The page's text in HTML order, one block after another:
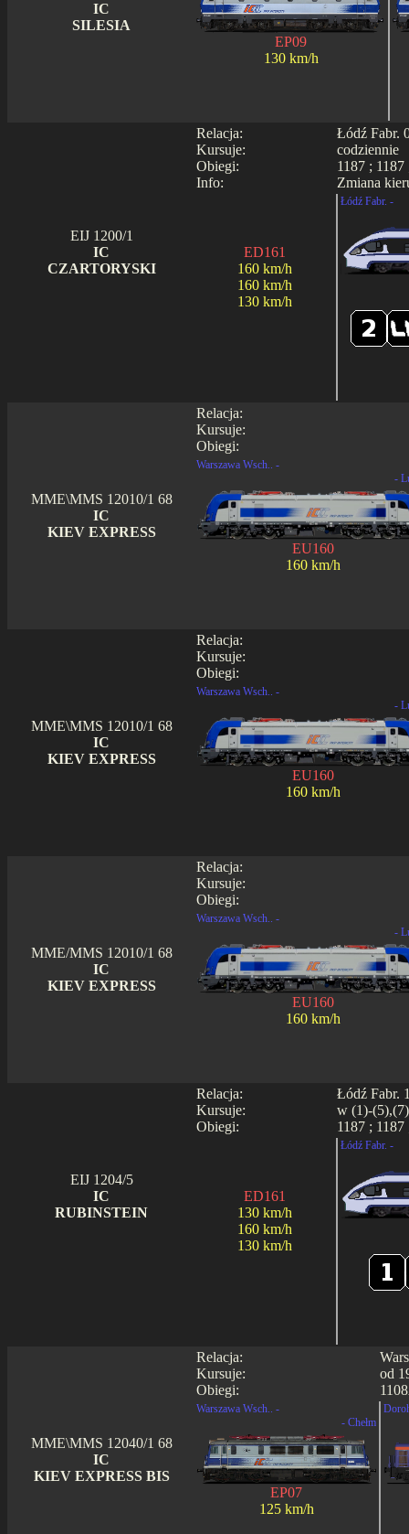
IC
SILESIA
EP09
130 km/h
Relacja:
Kursuje:
Obiegi:
Info:
Łódź Fabr.
codziennie
1187 ; 1187
Zmiana
EIJ 1200/1
IC
CZARTORYSKI
ED161
160 km/h
160 km/h
130 km/h
Łódź Fabr. -
Relacja:
Kursuje:
Obiegi:
MME\MMS 12010/1 68
IC
KIEV EXPRESS
Warszawa Wsch.. -
-
EU160
160 km/h
Relacja:
Kursuje:
Obiegi:
MME\MMS 12010/1 68
IC
KIEV EXPRESS
Warszawa Wsch.. -
-
EU160
160 km/h
Relacja:
Kursuje:
Obiegi:
MME/MMS 12010/1 68
IC
KIEV EXPRESS
Warszawa Wsch.. -
-
EU160
160 km/h
Relacja:
Kursuje:
Obiegi:
Łódź Fabr.
w (1)-
1187 ; 1187
EIJ 1204/5
IC
RUBINSTEIN
ED161
130 km/h
160 km/h
130 km/h
Łódź Fabr. -
Relacja:
Kursuje:
Obiegi:
od
MME\MMS 12040/1 68
IC
KIEV EXPRESS BIS
Warszawa Wsch.. -
- Chełm
EP07
125 km/h